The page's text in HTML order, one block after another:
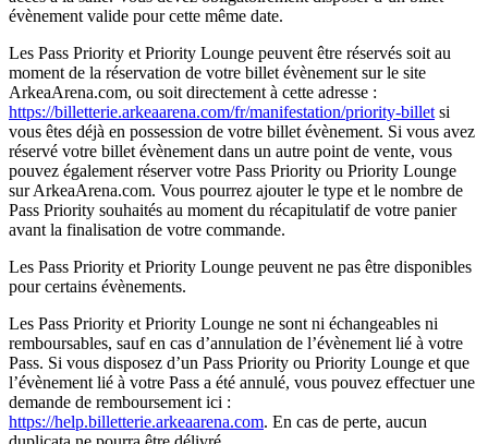
évènement valide pour cette même date.
Les Pass Priority et Priority Lounge peuvent être réservés soit au
moment de la réservation de votre billet évènement sur le site
ArkeaArena.com, ou soit directement à cette adresse :
https://billetterie.arkeaarena.com/fr/manifestation/priority-billet si
vous êtes déjà en possession de votre billet évènement. Si vous avez
réservé votre billet évènement dans un autre point de vente, vous
pouvez également réserver votre Pass Priority ou Priority Lounge
sur ArkeaArena.com. Vous pourrez ajouter le type et le nombre de
Pass Priority souhaités au moment du récapitulatif de votre panier
avant la finalisation de votre commande.
Les Pass Priority et Priority Lounge peuvent ne pas être disponibles
pour certains évènements.
Les Pass Priority et Priority Lounge ne sont ni échangeables ni
remboursables, sauf en cas d’annulation de l’évènement lié à votre
Pass. Si vous disposez d’un Pass Priority ou Priority Lounge et que
l’évènement lié à votre Pass a été annulé, vous pouvez effectuer une
demande de remboursement ici :
https://help.billetterie.arkeaarena.com. En cas de perte, aucun